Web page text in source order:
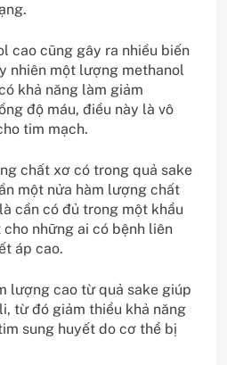
cao cũng gây ra nhiều biến
nhiên một lượng methanol
khả năng làm giảm
độ máu, điều này là vô
tim mạch.
chất xơ có trong quả sake
một nửa hàm lượng chất
cần có đủ trong một khẩu
những ai có bệnh liên
áp cao.
lượng cao từ quả sake giúp
từ đó giảm thiểu khả năng
sung huyết do cơ thể bị